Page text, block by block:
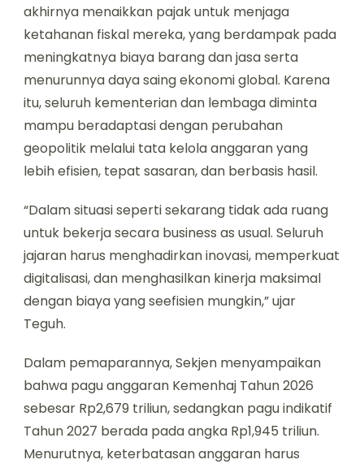
akhirnya menaikkan pajak untuk menjaga
ketahanan fiskal mereka, yang berdampak pada
meningkatnya biaya barang dan jasa serta
menurunnya daya saing ekonomi global. Karena
itu, seluruh kementerian dan lembaga diminta
mampu beradaptasi dengan perubahan
geopolitik melalui tata kelola anggaran yang
lebih efisien, tepat sasaran, dan berbasis hasil.
“Dalam situasi seperti sekarang tidak ada ruang
untuk bekerja secara business as usual. Seluruh
jajaran harus menghadirkan inovasi, memperkuat
digitalisasi, dan menghasilkan kinerja maksimal
dengan biaya yang seefisien mungkin,” ujar
Teguh.
Dalam pemaparannya, Sekjen menyampaikan
bahwa pagu anggaran Kemenhaj Tahun 2026
sebesar Rp2,679 triliun, sedangkan pagu indikatif
Tahun 2027 berada pada angka Rp1,945 triliun.
Menurutnya, keterbatasan anggaran harus